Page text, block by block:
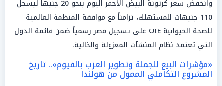
وانخفض سعر كرتونة البيض الأحمر اليوم بنحو 20 جنيهاً ليسجل
110 جنيهات للمستهلك، تزامناً مع موافقة المنظمة العالمية
للصحة الحيوانية OIE على تسجيل مصر رسمياً ضمن قائمة الدول
التي تعتمد نظام المنشآت المعزولة والخالية.
«مؤشرات البيع للجملة وتطوير العزب بالفيوم».. تاريخ
المشروع التكاملي الممول من هولندا